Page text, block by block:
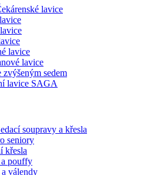
lavice
lavice
lavice
zvýšeným sedem
lavice SAGA
soupravy a křesla
seniory
křesla
pouffy
válendy